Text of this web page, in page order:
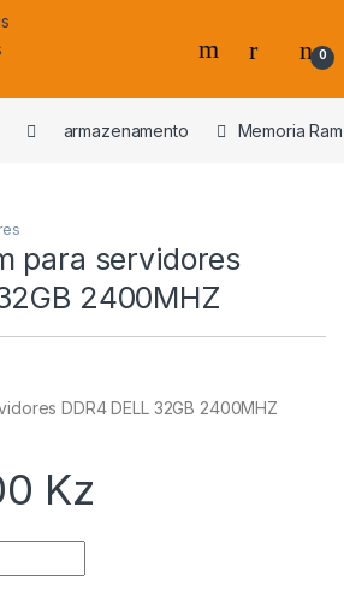
0
armazenamento Memoria
para servidores
2400MHZ
DDR4 DELL 32GB 2400MHZ
Kz